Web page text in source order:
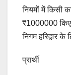
नियमों में किसी
₹1000000 किए
निगम हरिद्वार
प्रार्थी